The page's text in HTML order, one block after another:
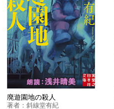
廃遊園地の殺人
著者：斜線堂有紀